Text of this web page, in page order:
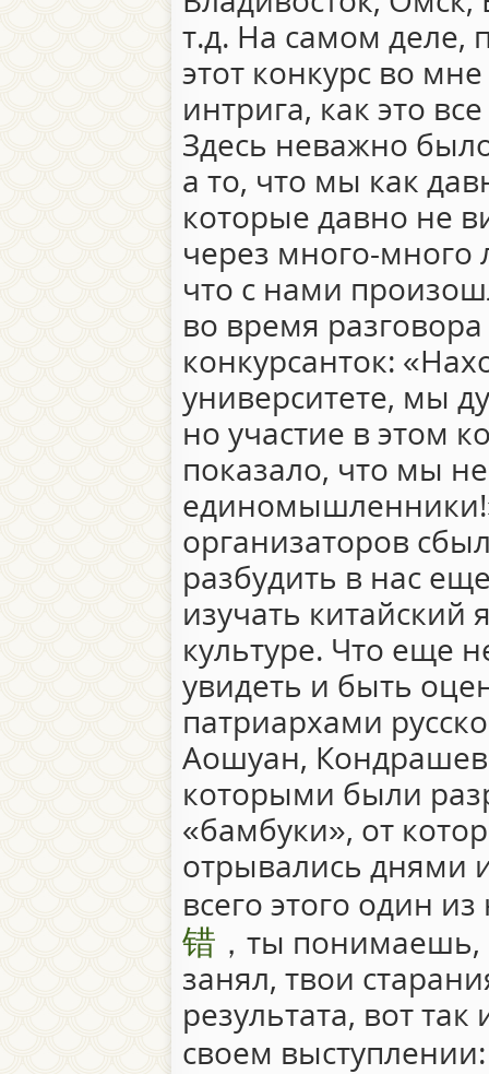
т.д. На самом деле,
этот конкурс во
интрига, как это
Здесь неважно
а то, что мы как
которые давно не
через много-много
что с нами
во время
конкурсанток:
университете, мы
но участие в этом
показало, что мы
организаторов
разбудить в нас
изучать китайский
культуре. Что еще
увидеть и быть
патриархами
Аошуан,
которыми были
«бамбуки», от
отрывались днями
всего этого один
错 ，ты понимаешь,
занял, твои
результата, вот
своем